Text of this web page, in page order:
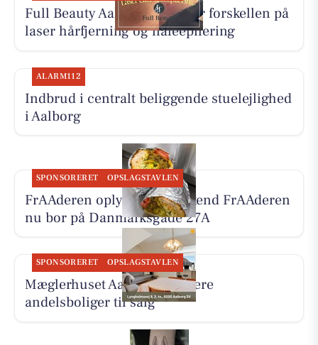
Full Beauty Aalborg forklarer forskellen på
laser hårfjerning og nåleepilering
ALARM112
Indbrud i centralt beliggende stuelejlighed
i Aalborg
SPONSORERET OPSLAGSTAVLEN
FrAAderen oplyser, at Weekend FrAAderen
nu bor på Danmarksgade 27A
SPONSORERET OPSLAGSTAVLEN
Mæglerhuset Aalborg har flere
andelsboliger til salg